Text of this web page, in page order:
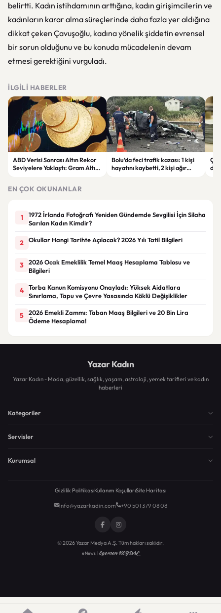
belirtti. Kadın istihdamının arttığına, kadın girişimcilerin ve
kadınların karar alma süreçlerinde daha fazla yer aldığına
dikkat çeken Çavuşoğlu, kadına yönelik şiddetin evrensel
bir sorun olduğunu ve bu konuda mücadelenin devam
etmesi gerektiğini vurguladı.
İLGILI HABERLER
ABD Verisi Sonrası Altın Rekor
Seviyelere Yaklaştı: Gram Altın
Bolu’da feci trafik kazası: 1 kişi
hayatını kaybetti, 2 kişi ağır
EN ÇOK OKUNANLAR
1
1972 İrlanda Fotoğrafı Yeniden Gündemde Sevgilisi İçin Silaha
Sarılan Kadın Kimdir?
2 Okullar Hangi Tarihte Açılacak? 2026 Yılı Tatil Bilgileri
3
2026 Ocak Emeklilik Temel Maaş Hesaplama Tablosu ve
Bilgileri
4
Torba Kanun Komisyonu Onayladı: Yüksek Aidatlara
Sınırlama, Tapu ve Çevre Yasasında Köklü Değişiklikler
5
2026 Emekli Zammı: Taban Maaş Bilgileri ve 20 Bin Lira
Ödeme Hesaplama!
Yazar Kadın
Yazar Kadın - Moda, güzellik, sağlık, yaşam, astroloji, yemek tarifleri ve kadın
haberleri
Kategoriler
Servisler
Kurumsal
Gizlilik PolitikasıKullanım KoşullarıSite Haritası
info@yazarkadin.com +90 501 379 08 08
© 2026 Yazar Medya A.Ş. Tüm hakları saklıdır.
eNews |Egemen KEYDAL